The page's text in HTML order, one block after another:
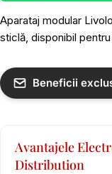
Aparataj modular
sticlă, disponibil
Beneficii
Avantajele
Distribution